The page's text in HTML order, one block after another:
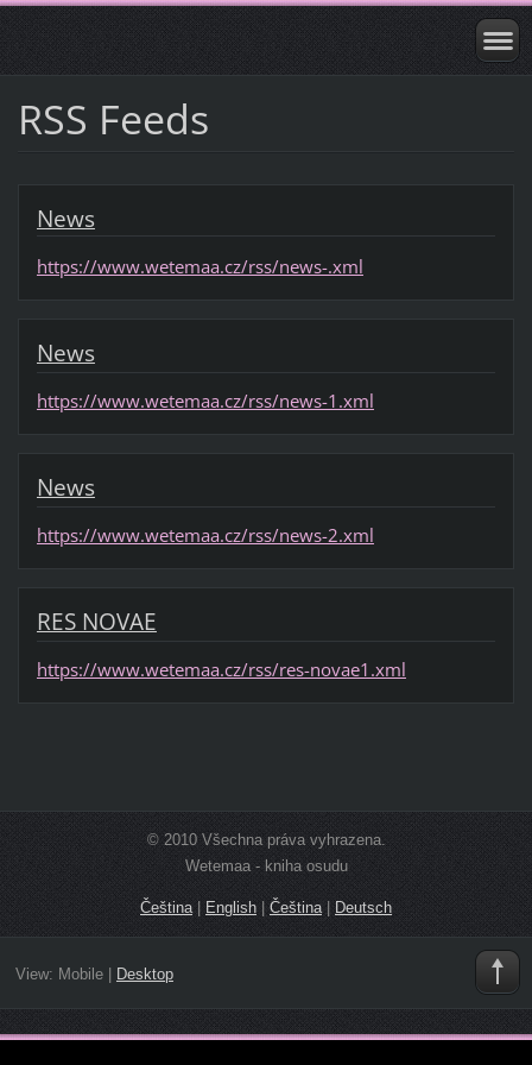
RSS Feeds
News
https://www.wetemaa.cz/rss/news-.xml
News
https://www.wetemaa.cz/rss/news-1.xml
News
https://www.wetemaa.cz/rss/news-2.xml
RES NOVAE
https://www.wetemaa.cz/rss/res-novae1.xml
© 2010 Všechna práva vyhrazena.
Wetemaa - kniha osudu
Čeština| English |Čeština| Deutsch
View: Mobile| Desktop